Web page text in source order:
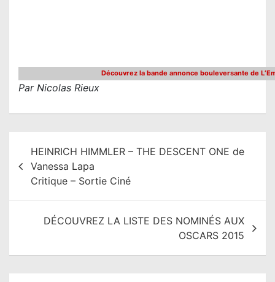
Découvrez la bande annonce bouleversante de
Par Nicolas Rieux
i
t
HEINRICH HIMMLER – THE DESCENT ONE de
Vanessa Lapa
Critique – Sortie Ciné
DÉCOUVREZ LA LISTE DES NOMINÉS AUX
OSCARS 2015